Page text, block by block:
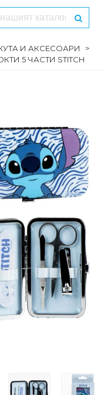
И АКСЕСОАРИ
>
5 ЧАСТИ STITCH